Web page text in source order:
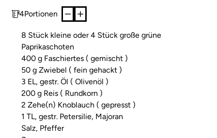
4Portionen
8 Stück kleine oder 4 Stück große grüne
Paprikaschoten
400 g Faschiertes ( gemischt )
50 g Zwiebel ( fein gehackt )
3 EL, gestr. Öl ( Olivenöl )
200 g Reis ( Rundkorn )
2 Zehe(n) Knoblauch ( gepresst )
1 TL, gestr. Petersilie, Majoran
Salz, Pfeffer